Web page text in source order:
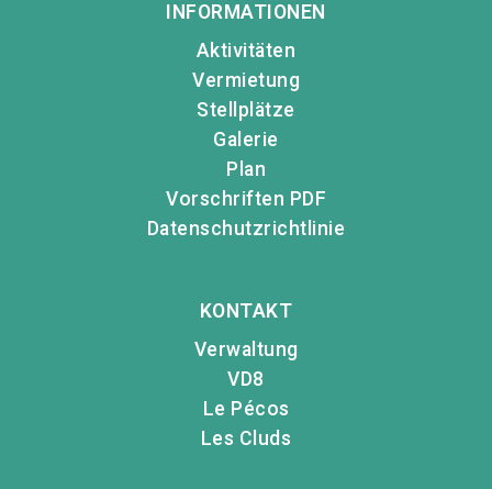
INFORMATIONEN
Aktivitäten
Vermietung
Stellplätze
Galerie
Plan
Vorschriften PDF
Datenschutzrichtlinie
KONTAKT
Verwaltung
VD8
Le Pécos
Les Cluds